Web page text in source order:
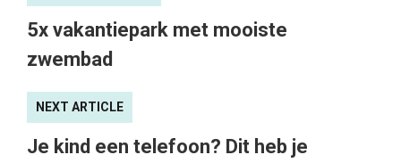
5x vakantiepark met mooiste
zwembad
NEXT ARTICLE
Je kind een telefoon? Dit heb je